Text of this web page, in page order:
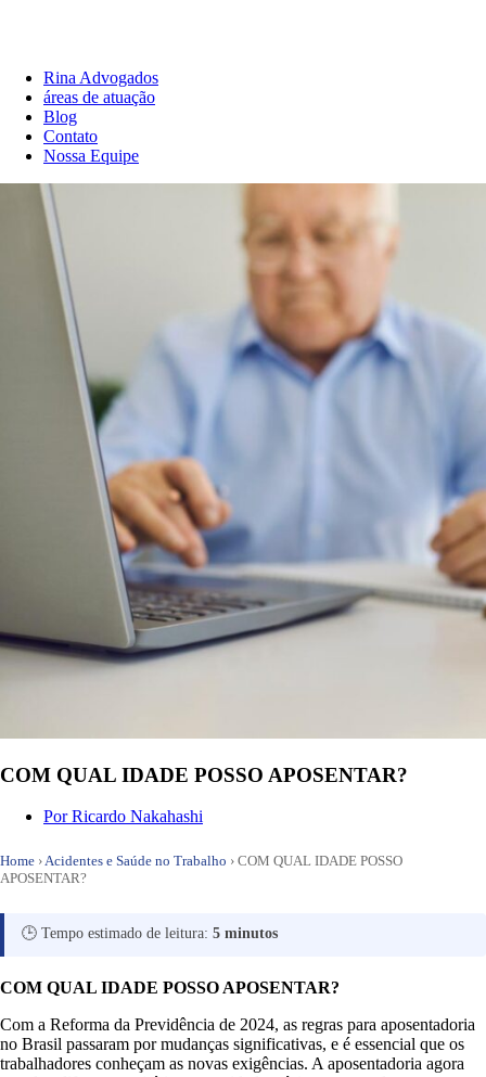
Rina Advogados
áreas de atuação
Blog
Contato
Nossa Equipe
COM QUAL IDADE POSSO APOSENTAR?
PorRicardo Nakahashi
Home ›Acidentes e Saúde no Trabalho › COM QUAL IDADE POSSO
APOSENTAR?
🕒 Tempo estimado de leitura: 5 minutos
COM QUAL IDADE POSSO APOSENTAR?
Com a Reforma da Previdência de 2024, as regras para aposentadoria
no Brasil passaram por mudanças significativas, e é essencial que os
trabalhadores conheçam as novas exigências. A aposentadoria agora